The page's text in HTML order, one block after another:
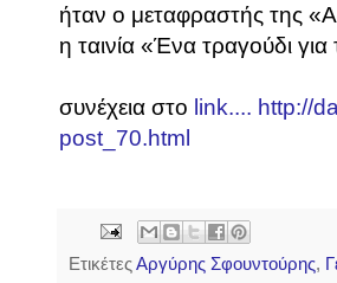
ήταν ο μεταφραστής της
η ταινία «Ένα τραγούδι
συνέχεια στο link.... http://
post_70.html
ΕτικέτεςΑργύρης Σφουντούρης,